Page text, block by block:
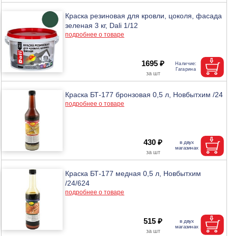
Краска резиновая для кровли, цоколя, фасада
зеленая 3 кг, Dali 1/12
подробнее о товаре
1695 ₽
Краска БТ-177 бронзовая 0,5 л, Новбытхим /24
подробнее о товаре
430 ₽
Краска БТ-177 медная 0,5 л, Новбытхим
/24/624
подробнее о товаре
515 ₽